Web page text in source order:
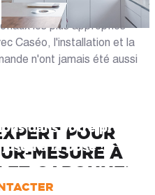
la prise de mesures de vos
les plus appropriés
Caséo, l'installation et la
n'ont jamais été aussi
POUR
MESURE À
GARONNE)
dans votre projet
la pose !